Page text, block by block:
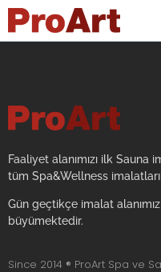
Faaliyet alanımızı ilk Sauna
tüm Spa&Wellness
Gün geçtikçe imalat
büyümektedir.
Since 2014 ® ProArt Spa ve